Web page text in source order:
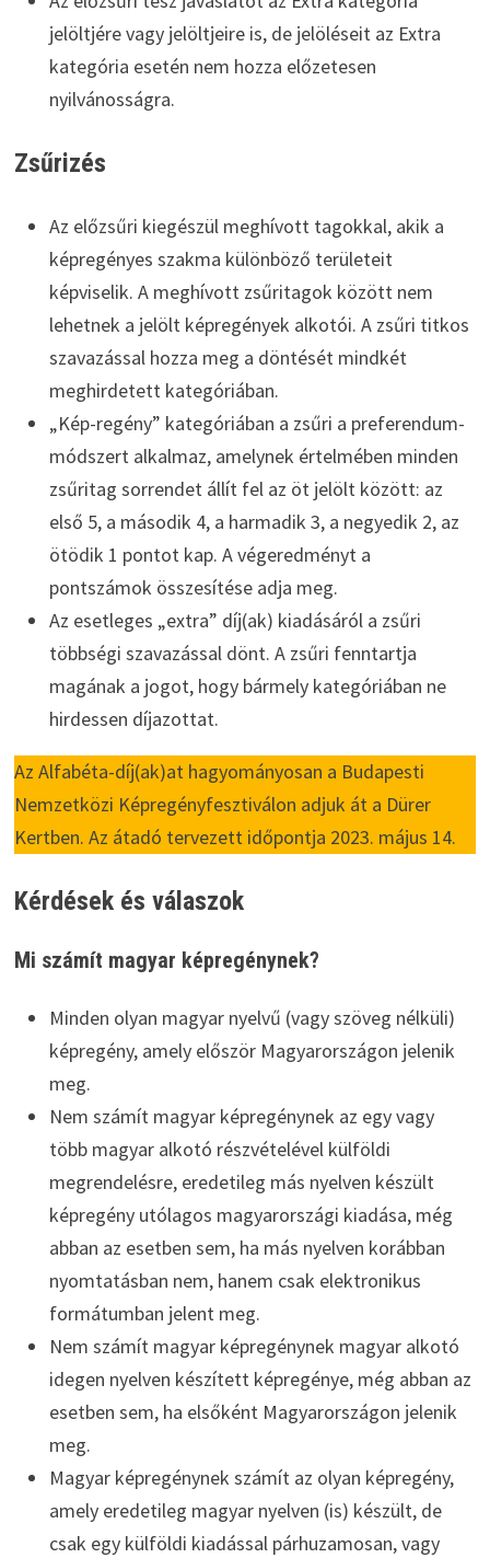
jelöltjére vagy jelöltjeire is, de jelöléseit az Extra
kategória esetén nem hozza előzetesen
nyilvánosságra.
Zsűrizés
Az előzsűri kiegészül meghívott tagokkal, akik a
képregényes szakma különböző területeit
képviselik. A meghívott zsűritagok között nem
lehetnek a jelölt képregények alkotói. A zsűri titkos
szavazással hozza meg a döntését mindkét
meghirdetett kategóriában.
„Kép-regény” kategóriában a zsűri a preferendum-
módszert alkalmaz, amelynek értelmében minden
zsűritag sorrendet állít fel az öt jelölt között: az
első 5, a második 4, a harmadik 3, a negyedik 2, az
ötödik 1 pontot kap. A végeredményt a
pontszámok összesítése adja meg.
Az esetleges „extra” díj(ak) kiadásáról a zsűri
többségi szavazással dönt. A zsűri fenntartja
magának a jogot, hogy bármely kategóriában ne
hirdessen díjazottat.
Az Alfabéta-díj(ak)at hagyományosan a Budapesti
Nemzetközi Képregényfesztiválon adjuk át a Dürer
Kertben. Az átadó tervezett időpontja 2023. május 14.
Kérdések és válaszok
Mi számít magyar képregénynek?
Minden olyan magyar nyelvű (vagy szöveg nélküli)
képregény, amely először Magyarországon jelenik
meg.
Nem számít magyar képregénynek az egy vagy
több magyar alkotó részvételével külföldi
megrendelésre, eredetileg más nyelven készült
képregény utólagos magyarországi kiadása, még
abban az esetben sem, ha más nyelven korábban
nyomtatásban nem, hanem csak elektronikus
formátumban jelent meg.
Nem számít magyar képregénynek magyar alkotó
idegen nyelven készített képregénye, még abban az
esetben sem, ha elsőként Magyarországon jelenik
meg.
Magyar képregénynek számít az olyan képregény,
amely eredetileg magyar nyelven (is) készült, de
csak egy külföldi kiadással párhuzamosan, vagy